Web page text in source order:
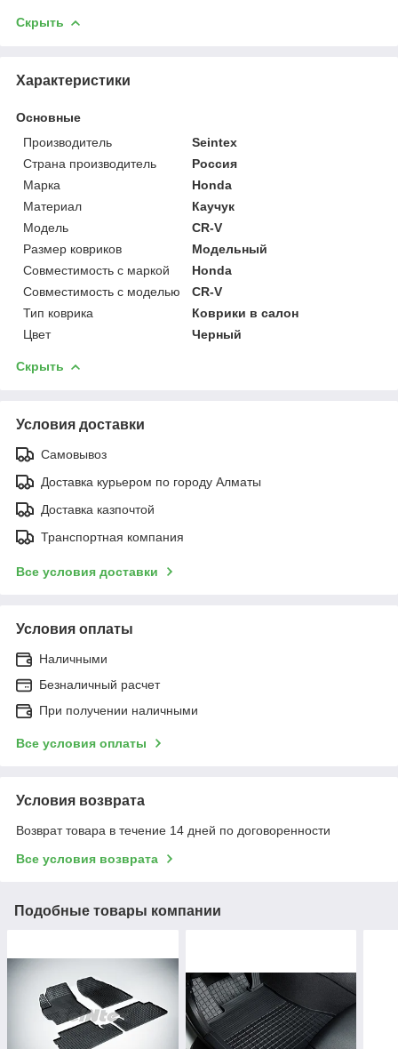
Скрыть
Характеристики
Основные
Производитель
Seintex
Страна производитель
Россия
Марка
Honda
Материал
Каучук
Модель
CR-V
Размер ковриков
Модельный
Совместимость с маркой
Honda
Совместимость с моделью
CR-V
Тип коврика
Коврики в салон
Цвет
Черный
Скрыть
Условия доставки
Самовывоз
Доставка курьером по городу Алматы
Доставка казпочтой
Транспортная компания
Все условия доставки
Условия оплаты
Наличными
Безналичный расчет
При получении наличными
Все условия оплаты
Условия возврата
Возврат товара в течение 14 дней по договоренности
Все условия возврата
Подобные товары компании